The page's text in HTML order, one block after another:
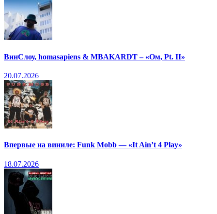
ВинСлоу, homasapiens & MBAKARDT – «Ом, Pt. II»
20.07.2026
Впервые на виниле: Funk Mobb — «It Ain’t 4 Play»
18.07.2026